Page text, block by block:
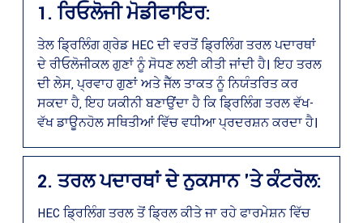
1. ਰਿਓਲੋਜੀ ਮੋਡੀਫਾਇਰ:
ਤੇਲ ਡ੍ਰਿਲਿੰਗ ਗ੍ਰੇਡ HEC ਦੀ ਵਰਤੋਂ ਡ੍ਰਿਲਿੰਗ ਤਰਲ ਪਦਾਰਥਾਂ
ਦੇ ਰੀਓਲੋਜੀਕਲ ਗੁਣਾਂ ਨੂੰ ਸੋਧਣ ਲਈ ਕੀਤੀ ਜਾਂਦੀ ਹੈ। ਇਹ ਤਰਲ
ਦੀ ਲੇਸ, ਪ੍ਰਵਾਹ ਗੁਣਾਂ ਅਤੇ ਜੈੱਲ ਤਾਕਤ ਨੂੰ ਨਿਯੰਤਰਿਤ ਕਰ
ਸਕਦਾ ਹੈ, ਇਹ ਯਕੀਨੀ ਬਣਾਉਂਦਾ ਹੈ ਕਿ ਡ੍ਰਿਲਿੰਗ ਤਰਲ ਵੱਖ-
ਵੱਖ ਡਾਊਨਹੋਲ ਸਥਿਤੀਆਂ ਵਿੱਚ ਵਧੀਆ ਪ੍ਰਦਰਸ਼ਨ ਕਰਦਾ ਹੈ।
2. ਤਰਲ ਪਦਾਰਥਾਂ ਦੇ ਨੁਕਸਾਨ 'ਤੇ ਕੰਟਰੋਲ:
HEC ਡ੍ਰਿਲਿੰਗ ਤਰਲ ਤੋਂ ਡ੍ਰਿਲ ਕੀਤੇ ਜਾ ਰਹੇ ਫਾਰਮੇਸ਼ਨ ਵਿੱਚ